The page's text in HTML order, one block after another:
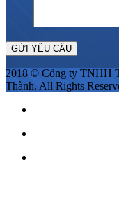
2018 © Công ty TNHH
Thành. All Rights